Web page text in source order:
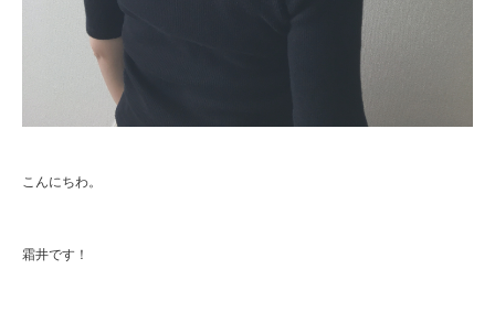
こんにちわ。
霜井です！